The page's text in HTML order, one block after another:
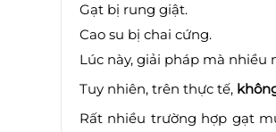
Gạt bị rung giật.
Cao su bị chai cứng.
Lúc này, giải pháp mà
Tuy nhiên, trên thực tế,
Rất nhiều trường hợp gạt